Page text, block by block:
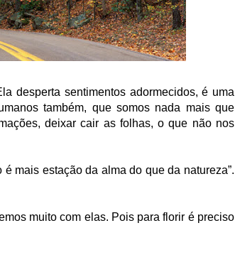
desperta sentimentos adormecidos, é uma
também, que somos nada mais que
deixar cair as folhas, o que não nos
mais estação da alma do que da natureza”.
muito com elas. Pois para florir é preciso